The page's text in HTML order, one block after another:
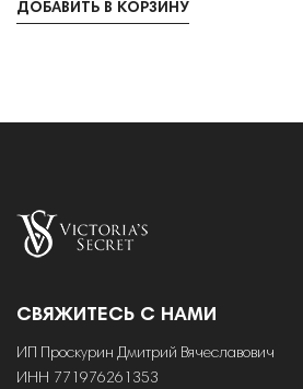
ДОБАВИТЬ В КОРЗИНУ
СВЯЖИТЕСЬ С НАМИ
ИП Проскурин Дмитрий Вячеславович
ИНН 771976261353